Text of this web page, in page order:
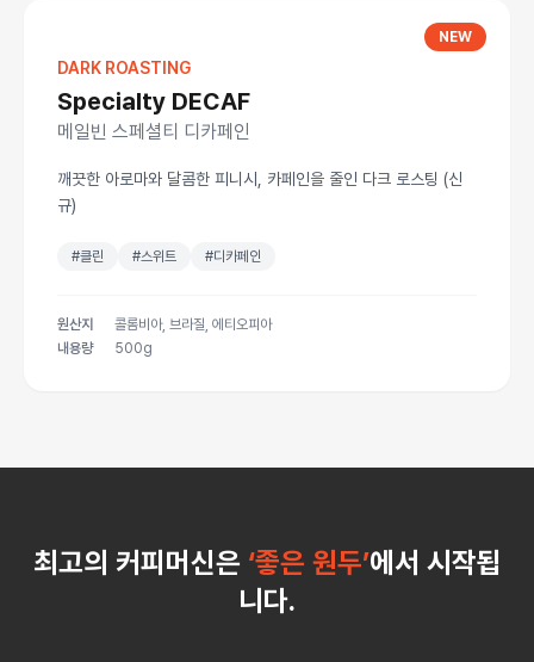
NEW
DARK ROASTING
Specialty DECAF
메일빈 스페셜티 디카페인
깨끗한 아로마와 달콤한 피니시, 카페인을 줄인 다크 로스팅 (신
규)
#클린 #스위트 #디카페인
원산지
콜롬비아, 브라질, 에티오피아
내용량
500g
최고의 커피머신은 ‘좋은 원두’에서 시작됩
니다.